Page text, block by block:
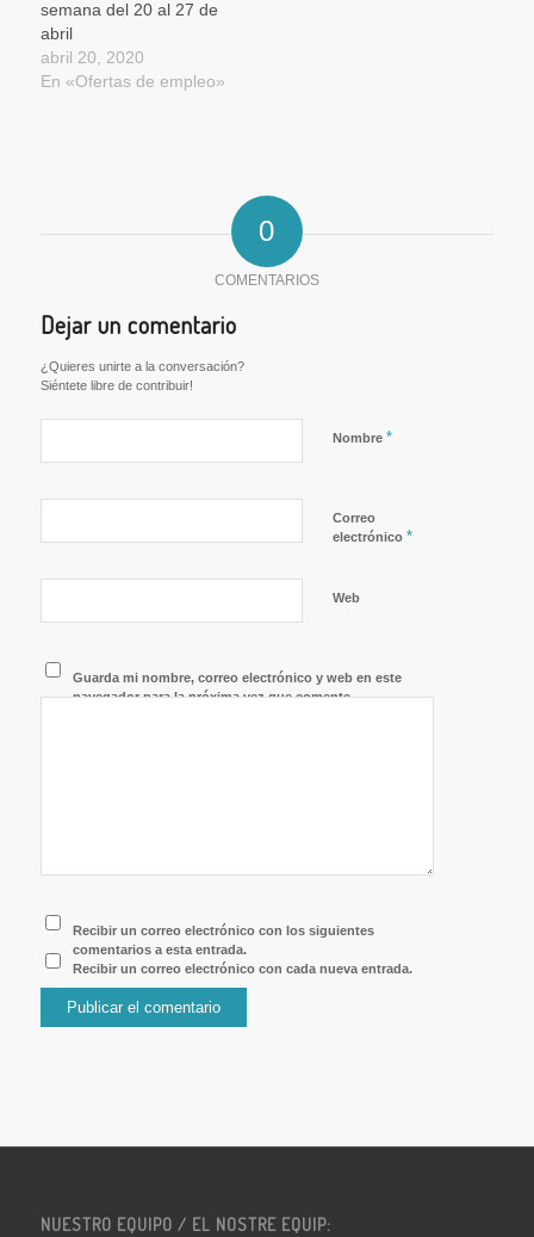
semana del 20 al 27 de
abril
abril 20, 2020
En «Ofertas de empleo»
0
COMENTARIOS
Dejar un comentario
¿Quieres unirte a la conversación?
Siéntete libre de contribuir!
Nombre *
Correo
electrónico *
Web
Guarda mi nombre, correo electrónico y web en este
navegador para la próxima vez que comente.
Recibir un correo electrónico con los siguientes
comentarios a esta entrada.
Recibir un correo electrónico con cada nueva entrada.
NUESTRO EQUIPO / EL NOSTRE EQUIP: